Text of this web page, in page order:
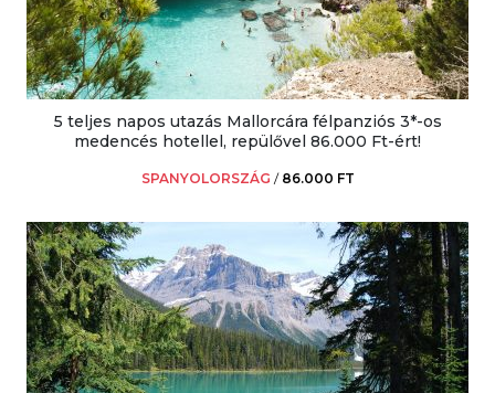
5 teljes napos utazás Mallorcára félpanziós 3*-os
medencés hotellel, repülővel 86.000 Ft-ért!
SPANYOLORSZÁG / 86.000 FT